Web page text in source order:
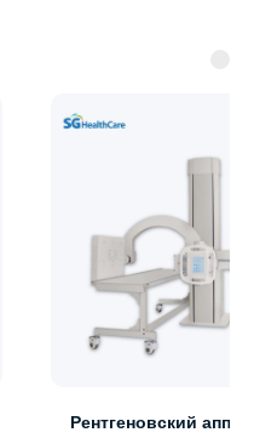
Рентгеновский